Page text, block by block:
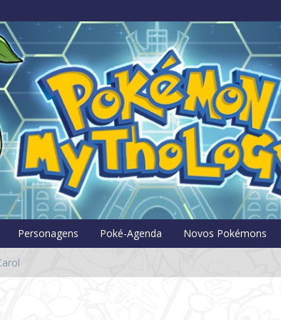
Pokémon
Personagens Poké-Agenda Novos Pokémons